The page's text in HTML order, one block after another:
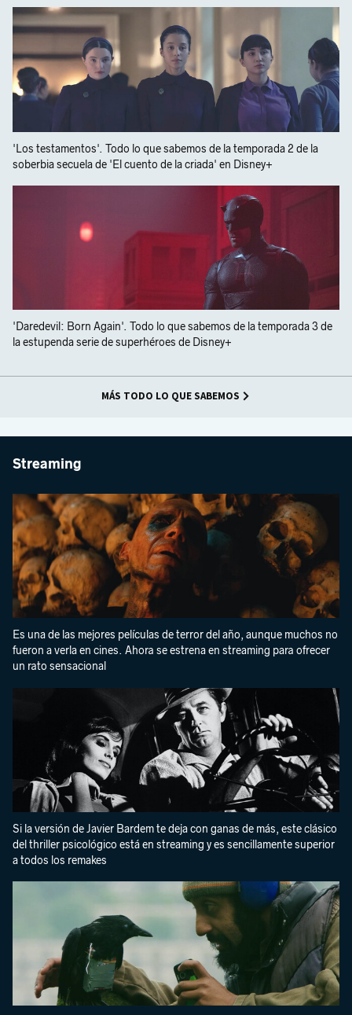
'Los testamentos'. Todo lo que sabemos de la temporada 2 de la
soberbia secuela de 'El cuento de la criada' en Disney+
'Daredevil: Born Again'. Todo lo que sabemos de la temporada 3 de
la estupenda serie de superhéroes de Disney+
MÁS TODO LO QUE SABEMOS
Streaming
Es una de las mejores películas de terror del año, aunque muchos no
fueron a verla en cines. Ahora se estrena en streaming para ofrecer
un rato sensacional
Si la versión de Javier Bardem te deja con ganas de más, este clásico
del thriller psicológico está en streaming y es sencillamente superior
a todos los remakes